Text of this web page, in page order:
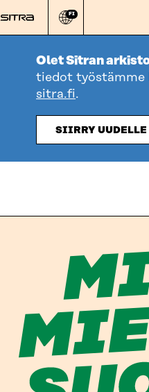
suoraan
sisältöön
Vaihda
kieli
FI
Olet Sitran
tiedot työstämme
sitra.fi.
SIIRRY UUDELLE